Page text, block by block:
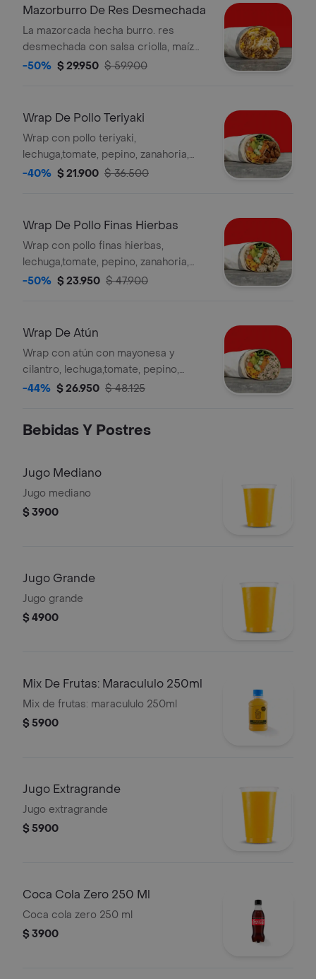
Mazorburro De Res Desmechada
La mazorcada hecha burro. res
desmechada con salsa criolla, maíz
horneado, papa fosforito, queso
salsa que elijas.
-50% $ 29.950 $ 59.900
Wrap De Pollo Teriyaki
Wrap con pollo teriyaki,
lechuga,tomate, pepino, zanahoria,
pico de gallo, maíz y guacamole en
-40% $ 21.900 $ 36.500
Wrap De Pollo Finas Hierbas
Wrap con pollo finas hierbas,
lechuga,tomate, pepino, zanahoria,
pico de gallo, maíz y guacamole en
-50% $ 23.950 $ 47.900
Wrap De Atún
Wrap con atún con mayonesa y
cilantro, lechuga,tomate, pepino,
zanahoria, pico de gallo, maíz y
adicional
-44% $ 26.950 $ 48.125
Bebidas Y Postres
Jugo Mediano
Jugo mediano
$ 3900
Jugo Grande
Jugo grande
$ 4900
Mix De Frutas: Maracululo 250ml
Mix de frutas: maracululo 250ml
$ 5900
Jugo Extragrande
Jugo extragrande
$ 5900
Coca Cola Zero 250 Ml
Coca cola zero 250 ml
$ 3900